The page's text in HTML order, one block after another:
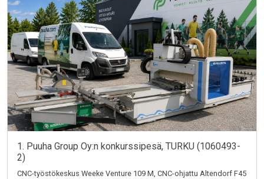
1. Puuha Group Oy:n konkurssipesä, TURKU (1060493-
2)
CNC-työstökeskus Weeke Venture 109 M, CNC-ohjattu Altendorf F45